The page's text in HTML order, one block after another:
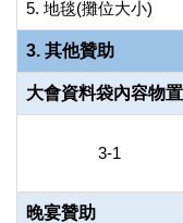
5. 地毯(攤位大小)
3. 其他贊助
大會資料袋內容物
3-1
晚宴贊助